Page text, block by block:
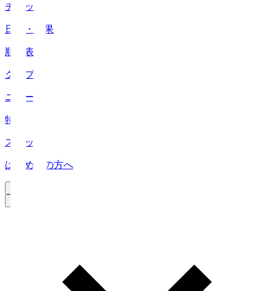
チケット
日程・結果
順位表
クラブ
ニュース
特集
スタッツ
はじめての方へ